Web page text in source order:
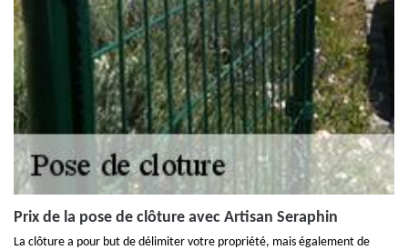
Prix de la pose de clôture avec Artisan Seraphin
La clôture a pour but de délimiter votre propriété, mais également de